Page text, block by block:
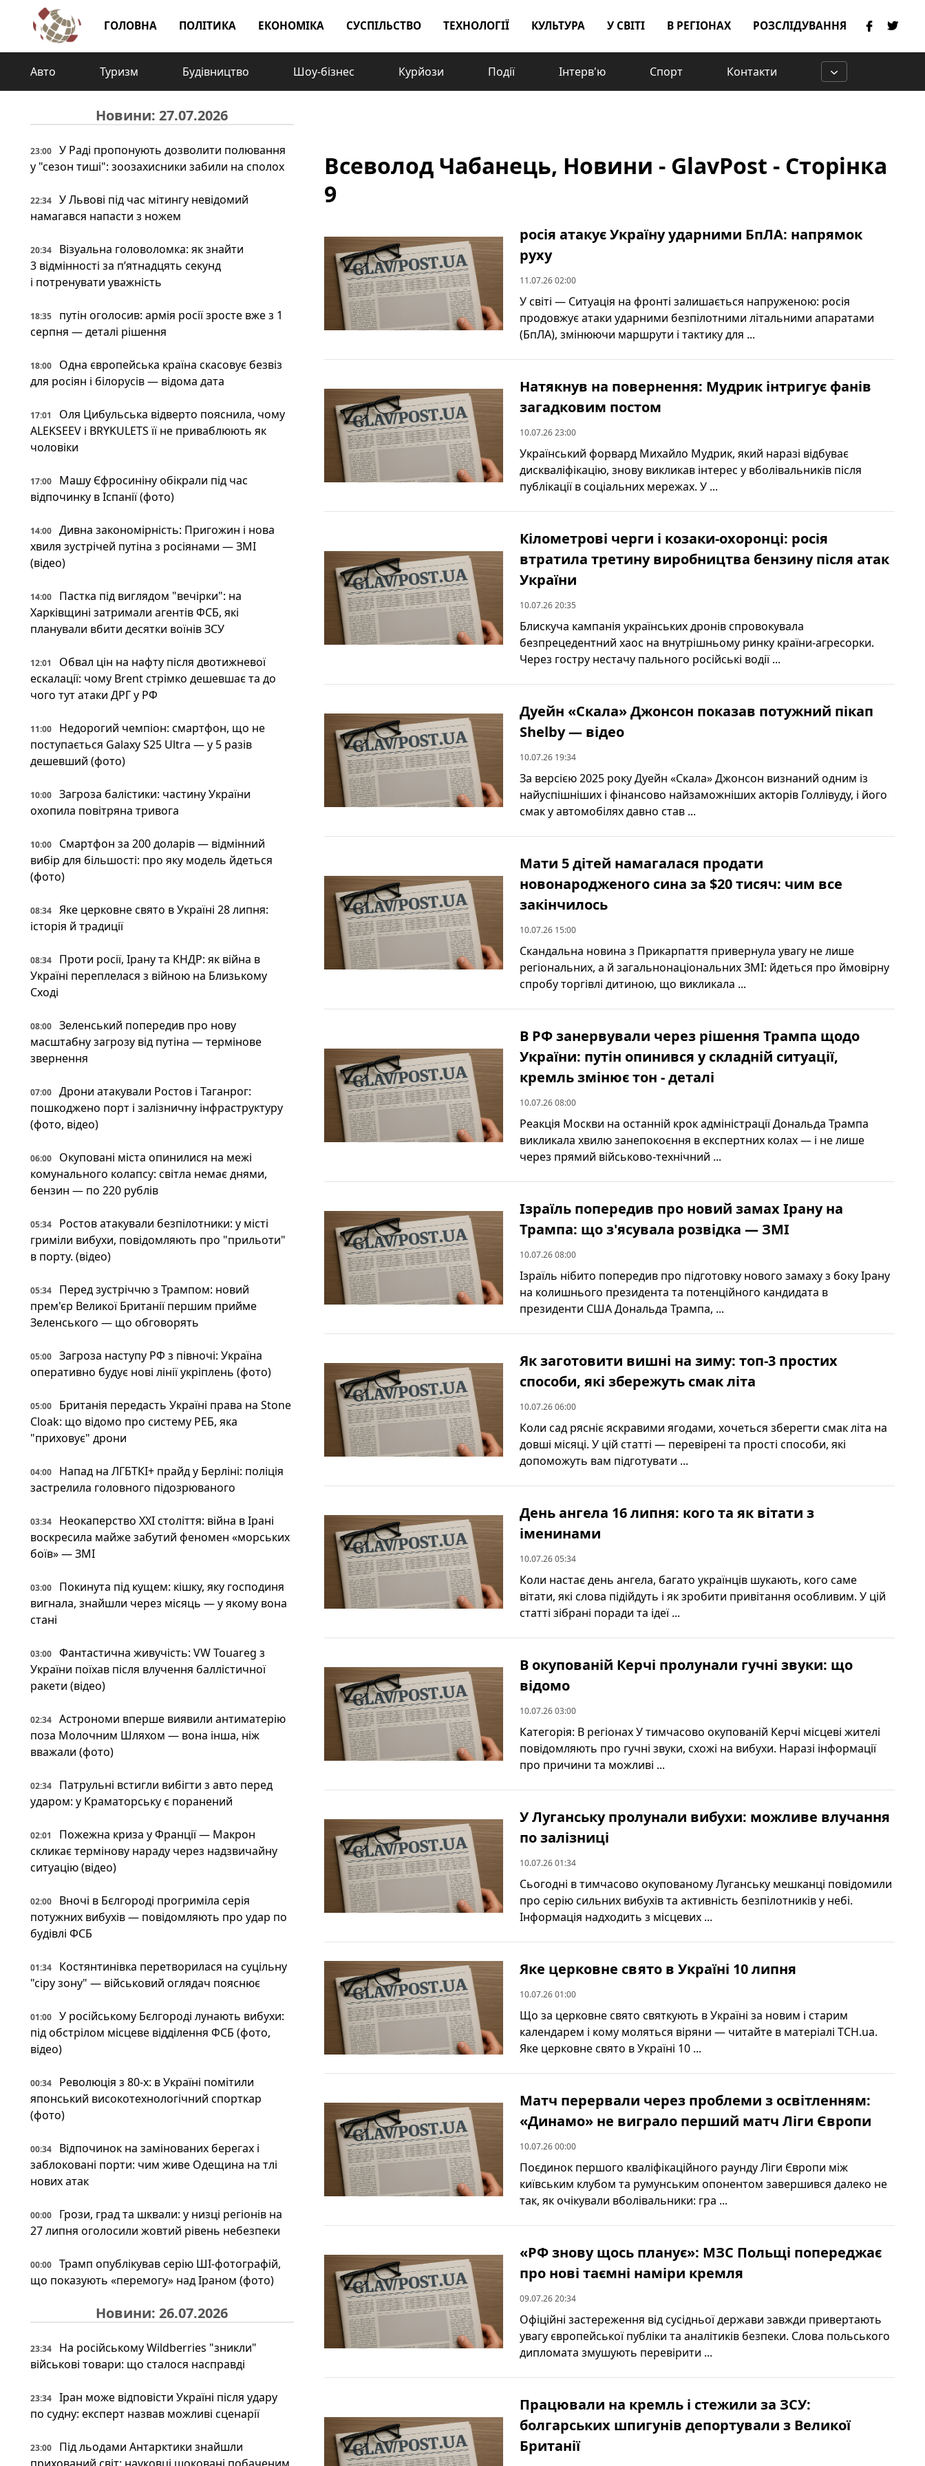
ГОЛОВНА ПОЛІТИКА ЕКОНОМІКА СУСПІЛЬСТВО ТЕХНОЛОГІЇ КУЛЬТУРА У СВІТІ В РЕГІОНАХ РОЗСЛІДУВАННЯ
Авто Туризм Будівництво Шоу-бізнес Курйози Події Інтерв'ю Спорт Контакти
Новини: 27.07.2026
23:00
У Раді пропонують дозволити полювання
у "сезон тиші": зоозахисники забили на сполох
22:34
У Львові під час мітингу невідомий
намагався напасти з ножем
20:34
Візуальна головоломка: як знайти
3 відмінності за п’ятнадцять секунд
і потренувати уважність
18:35
путін оголосив: армія росії зросте вже з 1
серпня — деталі рішення
18:00
Одна європейська країна скасовує безвіз
для росіян і білорусів — відома дата
17:01
Оля Цибульська відверто пояснила, чому
ALEKSEEV і BRYKULETS її не приваблюють як
чоловіки
17:00
Машу Єфросиніну обікрали під час
відпочинку в Іспанії (фото)
14:00
Дивна закономірність: Пригожин і нова
хвиля зустрічей путіна з росіянами — ЗМІ
(відео)
14:00
Пастка під виглядом "вечірки": на
Харківщині затримали агентів ФСБ, які
планували вбити десятки воїнів ЗСУ
12:01
Обвал цін на нафту після двотижневої
ескалації: чому Brent стрімко дешевшає та до
чого тут атаки ДРГ у РФ
11:00
Недорогий чемпіон: смартфон, що не
поступається Galaxy S25 Ultra — у 5 разів
дешевший (фото)
10:00
Загроза балістики: частину України
охопила повітряна тривога
10:00
Смартфон за 200 доларів — відмінний
вибір для більшості: про яку модель йдеться
(фото)
08:34
Яке церковне свято в Україні 28 липня:
історія й традиції
08:34
Проти росії, Ірану та КНДР: як війна в
Україні переплелася з війною на Близькому
Сході
08:00
Зеленський попередив про нову
масштабну загрозу від путіна — термінове
звернення
07:00
Дрони атакували Ростов і Таганрог:
пошкоджено порт і залізничну інфраструктуру
(фото, відео)
06:00
Окуповані міста опинилися на межі
комунального колапсу: світла немає днями,
бензин — по 220 рублів
05:34
Ростов атакували безпілотники: у місті
гриміли вибухи, повідомляють про "прильоти"
в порту. (відео)
05:34
Перед зустріччю з Трампом: новий
прем'єр Великої Британії першим прийме
Зеленського — що обговорять
05:00
Загроза наступу РФ з півночі: Україна
оперативно будує нові лінії укріплень (фото)
05:00
Британія передасть Україні права на Stone
Cloak: що відомо про систему РЕБ, яка
"приховує" дрони
04:00
Напад на ЛГБТКІ+ прайд у Берліні: поліція
застрелила головного підозрюваного
03:34
Неокаперство XXI століття: війна в Ірані
воскресила майже забутий феномен «морських
боїв» — ЗМІ
03:00
Покинута під кущем: кішку, яку господиня
вигнала, знайшли через місяць — у якому вона
стані
03:00
Фантастична живучість: VW Touareg з
України поїхав після влучення баллістичної
ракети (відео)
02:34
Астрономи вперше виявили антиматерію
поза Молочним Шляхом — вона інша, ніж
вважали (фото)
02:34
Патрульні встигли вибігти з авто перед
ударом: у Краматорську є поранений
02:01
Пожежна криза у Франції — Макрон
скликає термінову нараду через надзвичайну
ситуацію (відео)
02:00
Вночі в Бєлгороді прогриміла серія
потужних вибухів — повідомляють про удар по
будівлі ФСБ
01:34
Костянтинівка перетворилася на суцільну
"сіру зону" — військовий оглядач пояснює
01:00
У російському Бєлгороді лунають вибухи:
під обстрілом місцеве відділення ФСБ (фото,
відео)
00:34
Революція з 80-х: в Україні помітили
японський високотехнологічний спорткар
(фото)
00:34
Відпочинок на замінованих берегах і
заблоковані порти: чим живе Одещина на тлі
нових атак
00:00
Грози, град та шквали: у низці регіонів на
27 липня оголосили жовтий рівень небезпеки
00:00
Трамп опублікував серію ШІ-фотографій,
що показують «перемогу» над Іраном (фото)
Новини: 26.07.2026
23:34
На російському Wildberries "зникли"
військові товари: що сталося насправді
23:34
Іран може відповісти Україні після удару
по судну: експерт назвав можливі сценарії
23:00
Під льодами Антарктики знайшли
Всеволод Чабанець, Новини - GlavPost - Сторінка
9
росія атакує Україну ударними БпЛА: напрямок
руху
11.07.26 02:00
У світі — Ситуація на фронті залишається напруженою: росія
продовжує атаки ударними безпілотними літальними апаратами
(БпЛА), змінюючи маршрути і тактику для ...
Натякнув на повернення: Мудрик інтригує фанів
загадковим постом
10.07.26 23:00
Український форвард Михайло Мудрик, який наразі відбуває
дискваліфікацію, знову викликав інтерес у вболівальників після
публікації в соціальних мережах. У ...
Кілометрові черги і козаки-охоронці: росія
втратила третину виробництва бензину після атак
України
10.07.26 20:35
Блискуча кампанія українських дронів спровокувала
безпрецедентний хаос на внутрішньому ринку країни-агресорки.
Через гостру нестачу пального російські водії ...
Дуейн «Скала» Джонсон показав потужний пікап
Shelby — відео
10.07.26 19:34
За версією 2025 року Дуейн «Скала» Джонсон визнаний одним із
найуспішніших і фінансово найзаможніших акторів Голлівуду, і його
смак у автомобілях давно став ...
Мати 5 дітей намагалася продати
новонародженого сина за $20 тисяч: чим все
закінчилось
10.07.26 15:00
Скандальна новина з Прикарпаття привернула увагу не лише
регіональних, а й загальнонаціональних ЗМІ: йдеться про ймовірну
спробу торгівлі дитиною, що викликала ...
В РФ занервували через рішення Трампа щодо
України: путін опинився у складній ситуації,
кремль змінює тон - деталі
10.07.26 08:00
Реакція Москви на останній крок адміністрації Дональда Трампа
викликала хвилю занепокоєння в експертних колах — і не лише
через прямий військово-технічний ...
Ізраїль попередив про новий замах Ірану на
Трампа: що з'ясувала розвідка — ЗМІ
10.07.26 08:00
Ізраїль нібито попередив про підготовку нового замаху з боку Ірану
на колишнього президента та потенційного кандидата в
президенти США Дональда Трампа, ...
Як заготовити вишні на зиму: топ-3 простих
способи, які збережуть смак літа
10.07.26 06:00
Коли сад рясніє яскравими ягодами, хочеться зберегти смак літа на
довші місяці. У цій статті — перевірені та прості способи, які
допоможуть вам підготувати ...
День ангела 16 липня: кого та як вітати з
іменинами
10.07.26 05:34
Коли настає день ангела, багато українців шукають, кого саме
вітати, які слова підійдуть і як зробити привітання особливим. У цій
статті зібрані поради та ідеї ...
В окупованій Керчі пролунали гучні звуки: що
відомо
10.07.26 03:00
Категорія: В регіонах У тимчасово окупованій Керчі місцеві жителі
повідомляють про гучні звуки, схожі на вибухи. Наразі інформації
про причини та можливі ...
У Луганську пролунали вибухи: можливе влучання
по залізниці
10.07.26 01:34
Сьогодні в тимчасово окупованому Луганську мешканці повідомили
про серію сильних вибухів та активність безпілотників у небі.
Інформація надходить з місцевих ...
Яке церковне свято в Україні 10 липня
10.07.26 01:00
Що за церковне свято святкують в Україні за новим і старим
календарем і кому моляться віряни — читайте в матеріалі ТСН.ua.
Яке церковне свято в Україні 10 ...
Матч перервали через проблеми з освітленням:
«Динамо» не виграло перший матч Ліги Європи
10.07.26 00:00
Поєдинок першого кваліфікаційного раунду Ліги Європи між
київським клубом та румунським опонентом завершився далеко не
так, як очікували вболівальники: гра ...
«РФ знову щось планує»: МЗС Польщі попереджає
про нові таємні наміри кремля
09.07.26 20:34
Офіційні застереження від сусідньої держави завжди привертають
увагу європейської публіки та аналітиків безпеки. Слова польського
дипломата змушують перевірити ...
Працювали на кремль і стежили за ЗСУ:
болгарських шпигунів депортували з Великої
Британії